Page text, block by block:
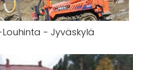
Louhinta - Jyväskylä